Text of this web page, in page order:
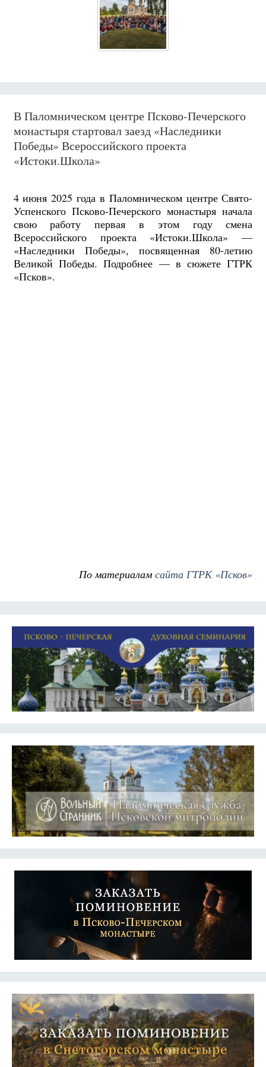
В Паломническом центре Псково-Печерского
монастыря стартовал заезд «Наследники
Победы» Всероссийского проекта
«Истоки.Школа»
4 июня 2025 года в Паломническом центре Свято-
Успенского Псково-Печерского монастыря начала
свою работу первая в этом году смена
Всероссийского проекта «Истоки.Школа» —
«Наследники Победы», посвященная 80-летию
Великой Победы. Подробнее — в сюжете ГТРК
«Псков».
По материаламсайта ГТРК «Псков»